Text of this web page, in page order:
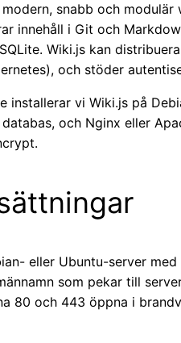
snabb och
innehåll i Git och
Wiki.js kan
och stöder
installerar vi Wiki.js på
databas, och Nginx eller
eller Ubuntu-server
som pekar till
80 och 443 öppna i